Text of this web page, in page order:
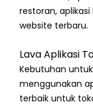
restoran,
website terbaru.
Lava Aplikasi
Kebutuhan
menggunakan
terbaik untuk